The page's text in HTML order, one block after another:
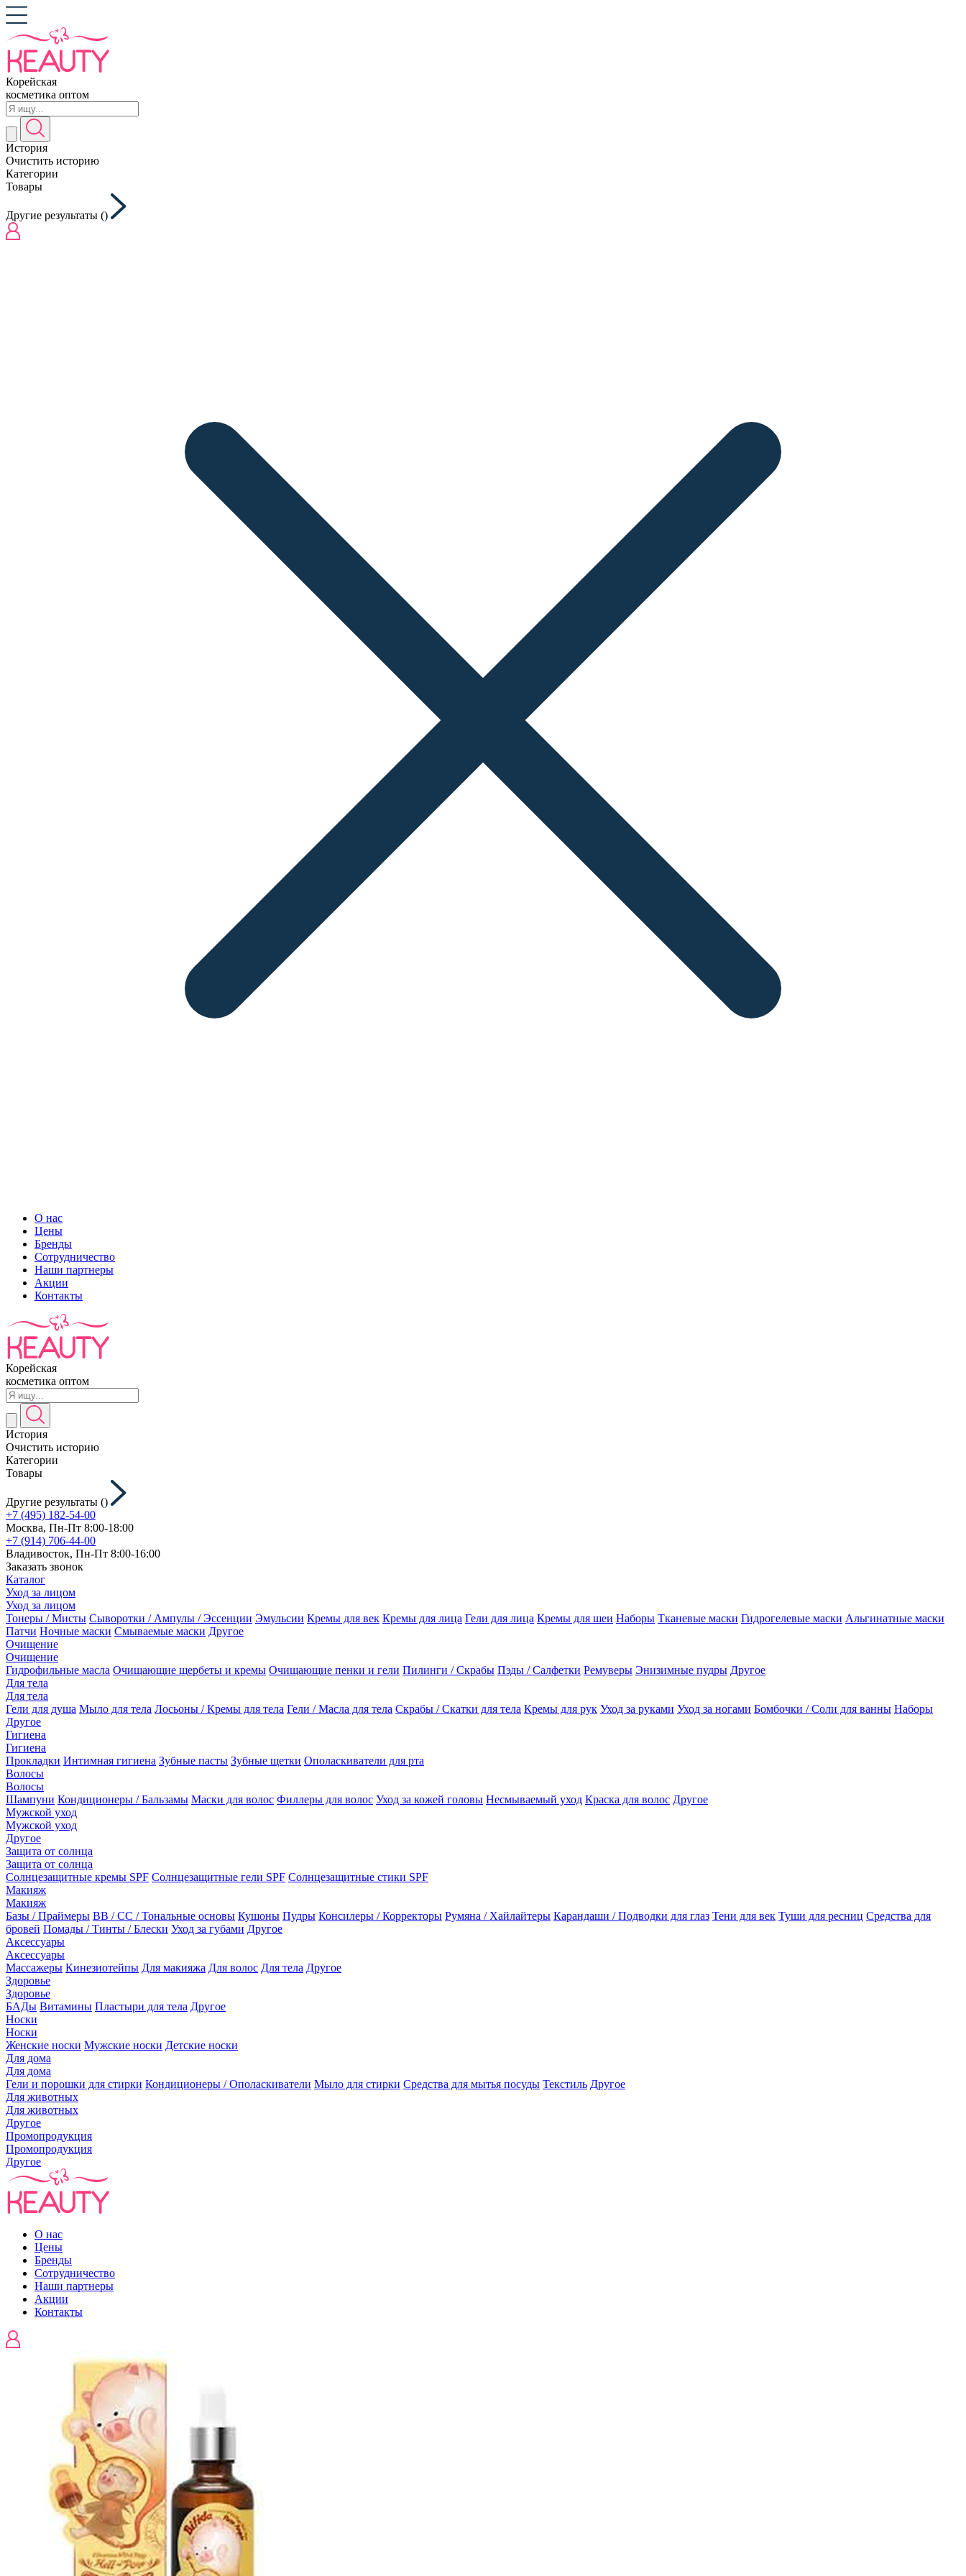
Корейская
косметика оптом
История
Очистить историю
Категории
Товары
Другие результаты ()
О нас
Цены
Бренды
Сотрудничество
Наши партнеры
Акции
Контакты
Корейская
косметика оптом
История
Очистить историю
Категории
Товары
Другие результаты ()
+7 (495) 182-54-00
Москва, Пн-Пт 8:00-18:00
+7 (914) 706-44-00
Владивосток, Пн-Пт 8:00-16:00
Заказать звонок
Каталог
Уход за лицом
Уход за лицом
Тонеры / Мисты Сыворотки / Ампулы / Эссенции Эмульсии Кремы для век Кремы для лица Гели для лица Кремы для шеи Наборы Тканевые маски Гидрогелевые маски Альгинатные маски
Патчи Ночные маски Смываемые маски Другое
Очищение
Очищение
Гидрофильные масла Очищающие щербеты и кремы Очищающие пенки и гели Пилинги / Скрабы Пэды / Салфетки Ремуверы Энизимные пудры Другое
Для тела
Для тела
Гели для душа Мыло для тела Лосьоны / Кремы для тела Гели / Масла для тела Скрабы / Скатки для тела Кремы для рук Уход за руками Уход за ногами Бомбочки / Соли для ванны Наборы
Другое
Гигиена
Гигиена
Прокладки Интимная гигиена Зубные пасты Зубные щетки Ополаскиватели для рта
Волосы
Волосы
Шампуни Кондиционеры / Бальзамы Маски для волос Филлеры для волос Уход за кожей головы Несмываемый уход Краска для волос Другое
Мужской уход
Мужской уход
Другое
Защита от солнца
Защита от солнца
Солнцезащитные кремы SPF Солнцезащитные гели SPF Солнцезащитные стики SPF
Макияж
Макияж
Базы / Праймеры BB / CC / Тональные основы Кушоны Пудры Консилеры / Корректоры Румяна / Хайлайтеры Карандаши / Подводки для глаз Тени для век Туши для ресниц Средства для
бровей Помады / Тинты / Блески Уход за губами Другое
Аксессуары
Аксессуары
Массажеры Кинезиотейпы Для макияжа Для волос Для тела Другое
Здоровье
Здоровье
БАДы Витамины Пластыри для тела Другое
Носки
Носки
Женские носки Мужские носки Детские носки
Для дома
Для дома
Гели и порошки для стирки Кондиционеры / Ополаскиватели Мыло для стирки Средства для мытья посуды Текстиль Другое
Для животных
Для животных
Другое
Промопродукция
Промопродукция
Другое
О нас
Цены
Бренды
Сотрудничество
Наши партнеры
Акции
Контакты